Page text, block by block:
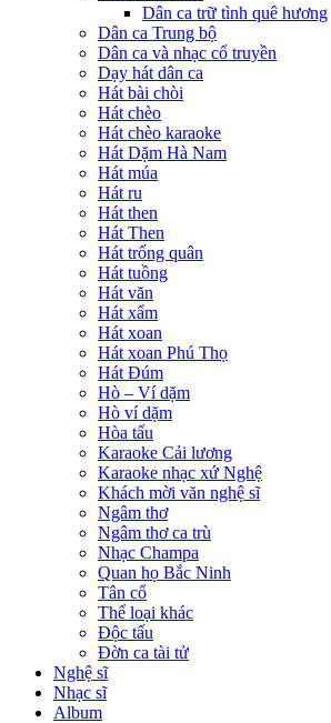
Dân ca trữ tình quê hương
Dân ca Trung bộ
Dân ca và nhạc cổ truyền
Dạy hát dân ca
Hát bài chòi
Hát chèo
Hát chèo karaoke
Hát Dặm Hà Nam
Hát múa
Hát ru
Hát then
Hát Then
Hát trống quân
Hát tuồng
Hát văn
Hát xẩm
Hát xoan
Hát xoan Phú Thọ
Hát Đúm
Hò – Ví dặm
Hò ví dặm
Hòa tấu
Karaoke Cải lương
Karaoke nhạc xứ Nghệ
Khách mời văn nghệ sĩ
Ngâm thơ
Ngâm thơ ca trù
Nhạc Champa
Quan họ Bắc Ninh
Tân cổ
Thể loại khác
Độc tấu
Đờn ca tài tử
Nghệ sĩ
Nhạc sĩ
Album